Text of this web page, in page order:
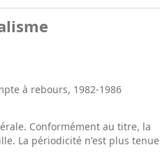
à rebours, 1982-1986
Conformément au titre, la
La périodicité n'est plus tenue